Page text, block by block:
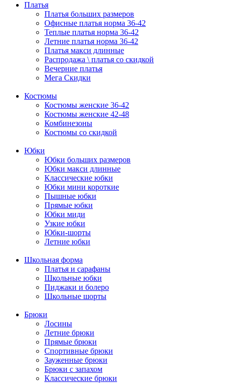
Платья
Платья больших размеров
Офисные платья норма 36-42
Теплые платья норма 36-42
Летние платья норма 36-42
Платья макси длинные
Распродажа \ платья со скидкой
Вечерние платья
Мега Скидки
Костюмы
Костюмы женские 36-42
Костюмы женские 42-48
Комбинезоны
Костюмы со скидкой
Юбки
Юбки больших размеров
Юбки макси длинные
Классические юбки
Юбки мини короткие
Пышные юбки
Прямые юбки
Юбки миди
Узкие юбки
Юбки-шорты
Летние юбки
Школьная форма
Платья и сарафаны
Школьные юбки
Пиджаки и болеро
Школьные шорты
Брюки
Лосины
Летние брюки
Прямые брюки
Спортивные брюки
Зауженные брюки
Брюки с запахом
Классические брюки